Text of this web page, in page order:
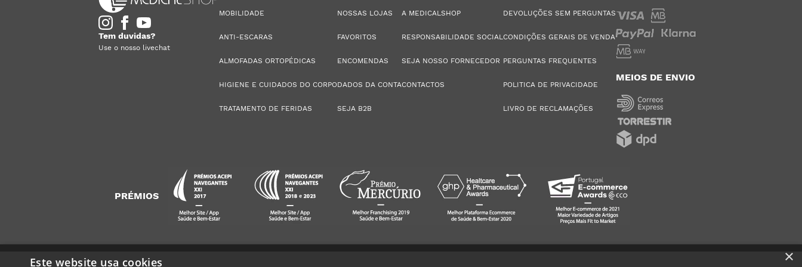
Tem duvidas?
Use o nosso livechat
MOBILIDADE
ANTI-ESCARAS
ALMOFADAS ORTOPÉDICAS
HIGIENE E CUIDADOS DO CORPO
TRATAMENTO DE FERIDAS
NOSSAS LOJAS
FAVORITOS
ENCOMENDAS
DADOS DA CONTA
SEJA B2B
A MEDICALSHOP
RESPONSABILIDADE SOCIAL
SEJA NOSSO FORNECEDOR
CONTACTOS
DEVOLUÇÕES SEM PERGUNTAS
CONDIÇÕES GERAIS DE VENDA
PERGUNTAS FREQUENTES
POLITICA DE PRIVACIDADE
LIVRO DE RECLAMAÇÕES
MEIOS DE ENVIO
PRÉMIOS
×
Este website usa cookies